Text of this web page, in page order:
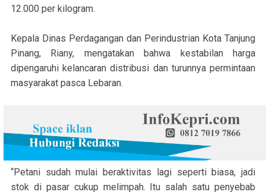
12.000 per kilogram.
Kepala Dinas Perdagangan dan Perindustrian Kota Tanjung
Pinang, Riany, mengatakan bahwa kestabilan harga
dipengaruhi kelancaran distribusi dan turunnya permintaan
masyarakat pasca Lebaran.
“Petani sudah mulai beraktivitas lagi seperti biasa, jadi
stok di pasar cukup melimpah. Itu salah satu penyebab